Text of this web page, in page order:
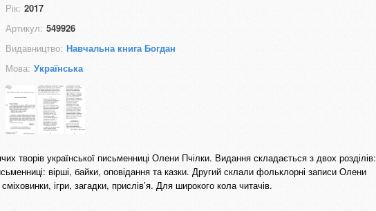
Рік: 2017
Артикул: 549926
Видавництво: Навчальна книга Богдан
Мова: Українська
творів української письменниці Олени Пчілки. Видання складається з двох розділів:
вірші, байки, оповідання та казки. Другий склали фольклорні записи Олени
ігри, загадки, прислів’я. Для широкого кола читачів.